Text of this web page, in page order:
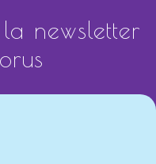
newsletter